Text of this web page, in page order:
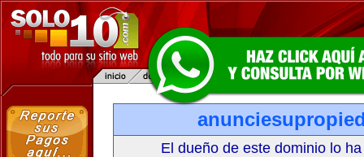
El dueño de este dominio lo